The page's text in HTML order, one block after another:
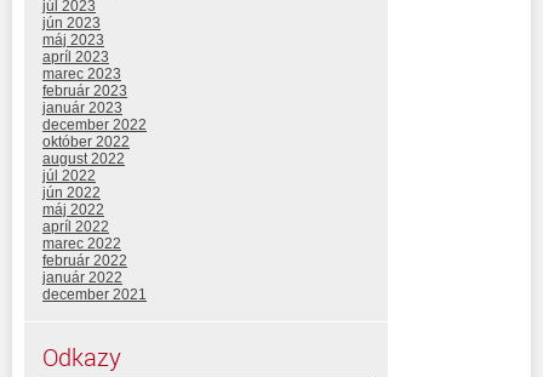
júl 2023
jún 2023
máj 2023
apríl 2023
marec 2023
február 2023
január 2023
december 2022
október 2022
august 2022
júl 2022
jún 2022
máj 2022
apríl 2022
marec 2022
február 2022
január 2022
december 2021
Odkazy